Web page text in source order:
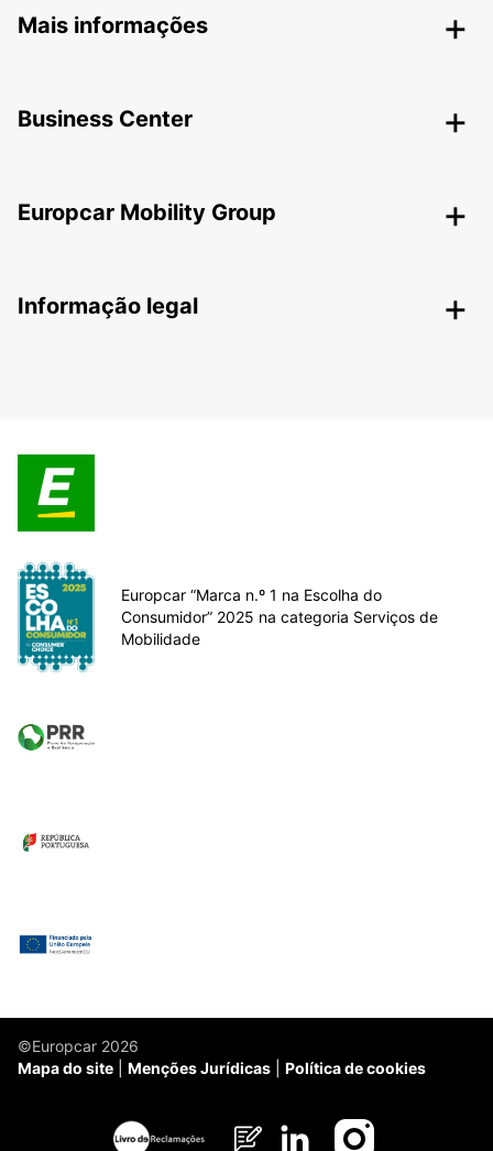
Mais informações
Business Center
Europcar Mobility Group
Informação legal
Europcar “Marca n.º 1 na Escolha do
Consumidor” 2025 na categoria Serviços de
Mobilidade
©Europcar 2026
Mapa do site
Menções Jurídicas Política de cookies